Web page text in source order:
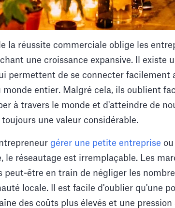
la réussite commerciale oblige les
une croissance expansive. Il existe
permettent de se connecter facilement
monde entier. Malgré cela, ils oublient
à travers le monde et d'atteindre de
toujours une valeur considérable.
gérer une petite entreprise
le réseautage est irremplaçable. Les
peut-être en train de négliger les
locale. Il est facile d'oublier qu'une
des coûts plus élevés et une